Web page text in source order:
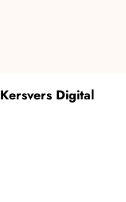
Kersvers Digital